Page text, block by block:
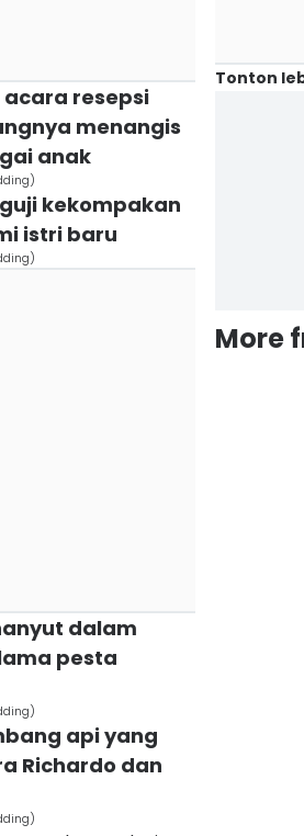
resepsi
menangis
anak
kekompakan
istri baru
dalam
pesta
api yang
Richardo dan
Tonton
More